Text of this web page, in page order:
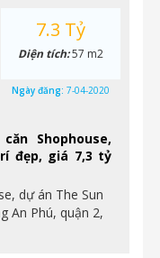
Shophouse,
đẹp, giá 7,3 tỷ
dự án The Sun
An Phú, quận 2,
7.3 Tỷ
Diện tích:57 m2
Ngày đăng: 7-04-2020